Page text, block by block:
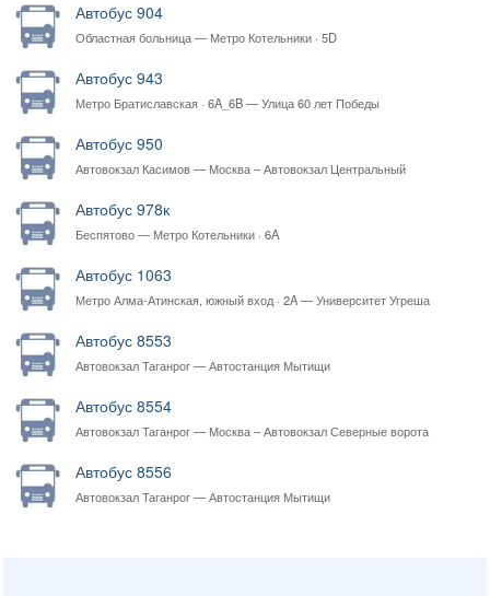
Автобус 904
Областная больница — Метро Котельники · 5D
Автобус 943
Метро Братиславская · 6A_6B — Улица 60 лет Победы
Автобус 950
Автовокзал Касимов — Москва – Автовокзал Центральный
Автобус 978к
Беспятово — Метро Котельники · 6A
Автобус 1063
Метро Алма-Атинская, южный вход · 2A — Университет Угреша
Автобус 8553
Автовокзал Таганрог — Автостанция Мытищи
Автобус 8554
Автовокзал Таганрог — Москва – Автовокзал Северные ворота
Автобус 8556
Автовокзал Таганрог — Автостанция Мытищи